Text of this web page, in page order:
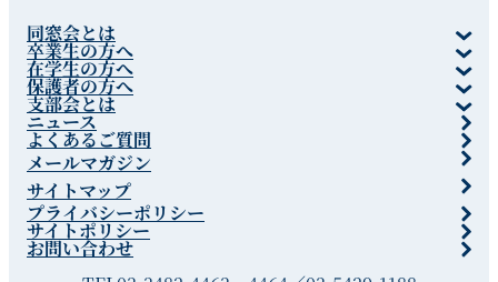
同窓会とは
卒業生の方へ
在学生の方へ
保護者の方へ
支部会とは
ニュース
よくあるご質問
メールマガジン
サイトマップ
プライバシーポリシー
サイトポリシー
お問い合わせ